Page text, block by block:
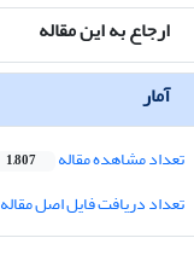
ارجاع به این مقاله
آمار
تعداد مشاهده مقاله 1,807
تعداد دریافت فایل اصل مقاله